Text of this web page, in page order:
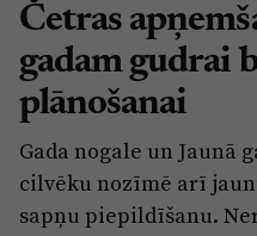
Abonēt
Ziņas
Politika
Pašvaldības
Četras
gadam gudrai
plānošanai
Gada nogale un Jaunā
cilvēku nozīmē arī
sapņu piepildīšanu.